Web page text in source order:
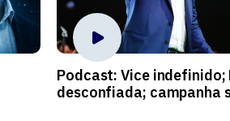
Podcast: Vice indefinido;
desconfiada; campanha